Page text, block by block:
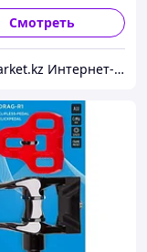
Смотреть
VeloMarket.kz Интернет-магазин